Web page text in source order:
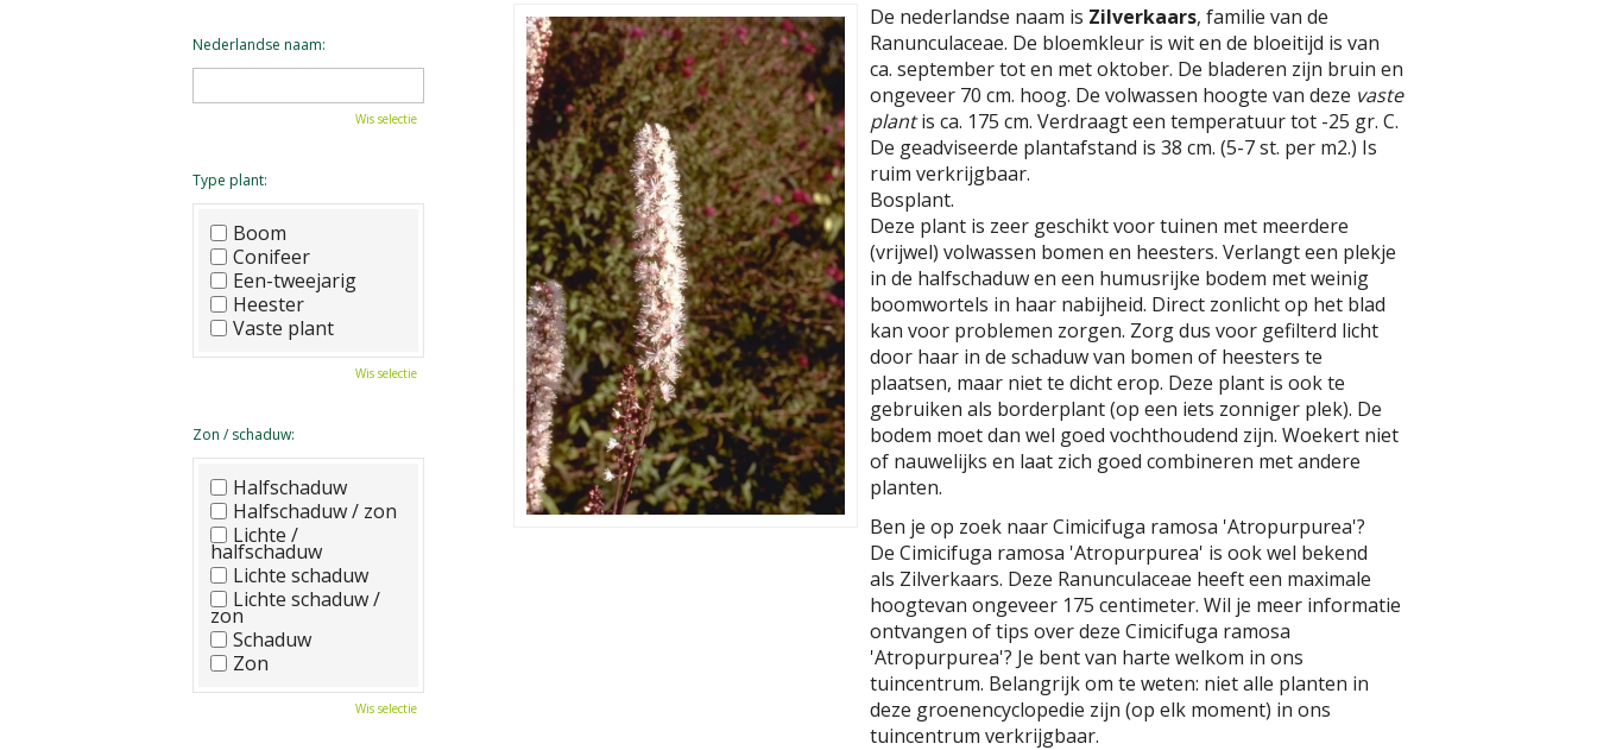
De nederlandse naam is Zilverkaars, familie van de
Ranunculaceae. De bloemkleur is wit en de bloeitijd is van
ca. september tot en met oktober. De bladeren zijn bruin en
ongeveer 70 cm. hoog. De volwassen hoogte van deze vaste
plantis ca. 175 cm. Verdraagt een temperatuur tot -25 gr. C.
De geadviseerde plantafstand is 38 cm. (5-7 st. per m2.) Is
ruim verkrijgbaar.
Bosplant.
Deze plant is zeer geschikt voor tuinen met meerdere
(vrijwel) volwassen bomen en heesters. Verlangt een plekje
in de halfschaduw en een humusrijke bodem met weinig
boomwortels in haar nabijheid. Direct zonlicht op het blad
kan voor problemen zorgen. Zorg dus voor gefilterd licht
door haar in de schaduw van bomen of heesters te
plaatsen, maar niet te dicht erop. Deze plant is ook te
gebruiken als borderplant (op een iets zonniger plek). De
bodem moet dan wel goed vochthoudend zijn. Woekert niet
of nauwelijks en laat zich goed combineren met andere
planten.
Ben je op zoek naar Cimicifuga ramosa 'Atropurpurea'?
De Cimicifuga ramosa 'Atropurpurea' is ook wel bekend
als Zilverkaars. Deze Ranunculaceae heeft een maximale
hoogtevan ongeveer 175 centimeter. Wil je meer informatie
ontvangen of tips over deze Cimicifuga ramosa
'Atropurpurea'? Je bent van harte welkom in ons
tuincentrum. Belangrijk om te weten: niet alle planten in
deze groenencyclopedie zijn (op elk moment) in ons
tuincentrum verkrijgbaar.
Nederlandse naam:
Wis selectie
Type plant:
Boom
Conifeer
Een-tweejarig
Heester
Vaste plant
Wis selectie
Zon / schaduw:
Halfschaduw
Halfschaduw / zon
Lichte /
halfschaduw
Lichte schaduw
Lichte schaduw /
zon
Schaduw
Zon
Wis selectie